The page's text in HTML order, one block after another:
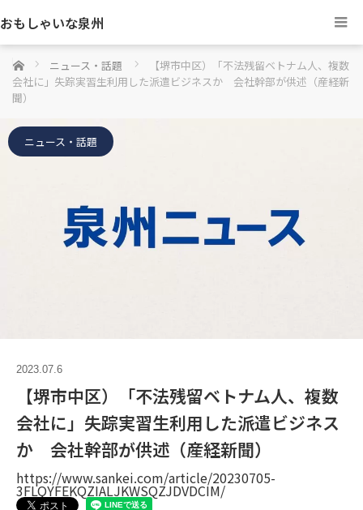
おもしゃいな泉州
ホーム ニュース・話題
【堺市中区）「不法残留ベトナム人、複数
会社に」失踪実習生利用した派遣ビジネスか 会社幹部が供述（産経新
聞）
ニュース・話題
2023.07.6
【堺市中区）「不法残留ベトナム人、複数
会社に」失踪実習生利用した派遣ビジネス
か 会社幹部が供述（産経新聞）
https://www.sankei.com/article/20230705-
3FLQYFEKQZIALJKWSQZJDVDCIM/